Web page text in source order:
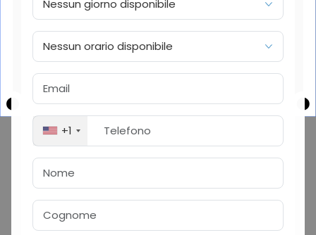
+1